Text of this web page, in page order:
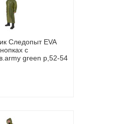
Следопыт EVA
с
green р,52-54